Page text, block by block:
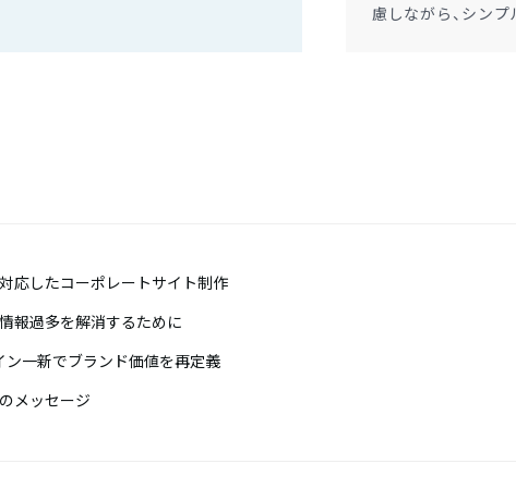
慮しながら、シン
応したコーポレートサイト制作
報過多を解消するために
ン一新でブランド価値を再定義
メッセージ